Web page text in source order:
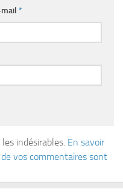
*
indésirables. En savoir
vos commentaires sont